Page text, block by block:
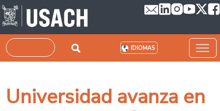
Pasar al contenido principal
Buscar IDIOMAS
Universidad avanza en